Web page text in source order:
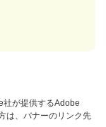
社が提供するAdobe
は、バナーのリンク先